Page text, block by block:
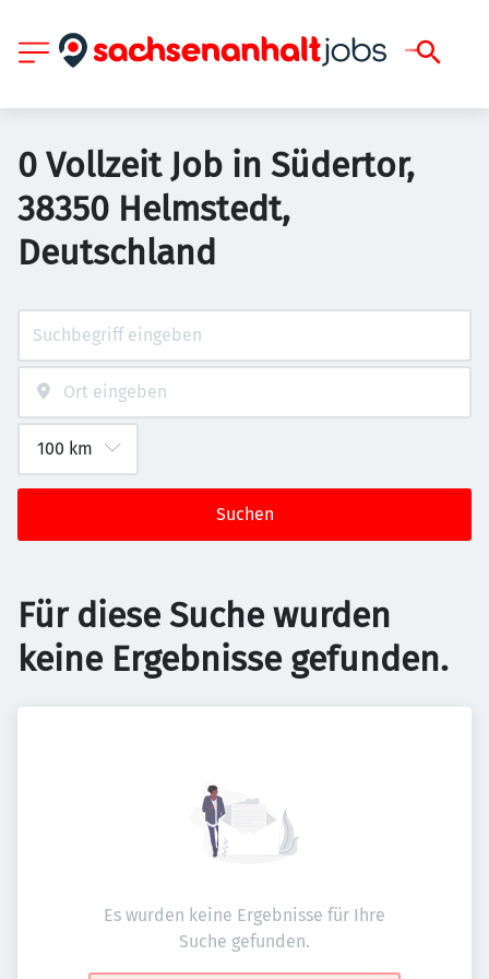
0 Vollzeit Job in Südertor,
38350 Helmstedt,
Deutschland
Suchen
Für diese Suche wurden
keine Ergebnisse gefunden.
Es wurden keine Ergebnisse für Ihre
Suche gefunden.